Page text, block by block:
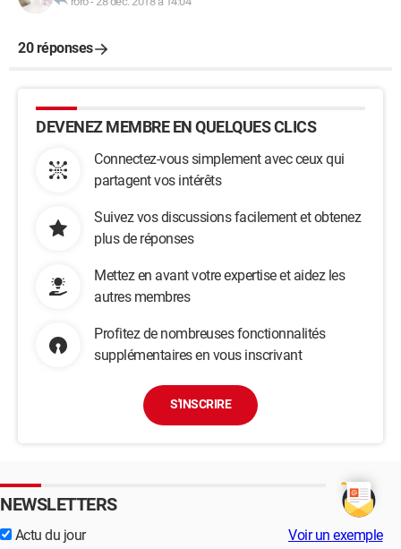
20 réponses
DEVENEZ MEMBRE EN QUELQUES CLICS
Connectez-vous simplement avec ceux qui
partagent vos intérêts
Suivez vos discussions facilement et obtenez
plus de réponses
Mettez en avant votre expertise et aidez les
autres membres
Profitez de nombreuses fonctionnalités
supplémentaires en vous inscrivant
S'INSCRIRE
NEWSLETTERS
Actu du jour Voir un exemple